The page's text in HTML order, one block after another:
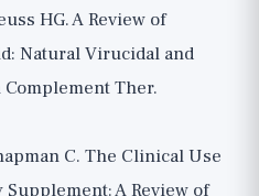
HG. A Review of
Natural Virucidal and
Ther.
C. The Clinical Use
A Review of